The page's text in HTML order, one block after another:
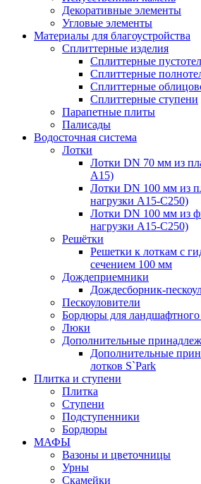
Декоративные элементы
Угловые элементы
Материалы для благоустройства
Сплиттерные изделия
Сплиттерные
Сплиттерные
Сплиттерные
Сплиттерные ступени
Парапетные плиты
Палисады
Водосточная система
Лотки
Лотки DN 70 мм из
А15)
Лотки DN 100 мм из
нагрузки А15-С250)
Лотки DN 100 мм из
нагрузки А15-С250)
Решётки
Решетки к лоткам с
сечением 100 мм
Дождеприемники
Дождесборник-
Пескоуловители
Бордюры для ландшафтного
Люки
Дополнительные
Дополнительные
лотков S`Park
Плитка и ступени
Плитка
Ступени
Подступенники
Бордюры
МАФЫ
Вазоны и цветочницы
Урны
Скамейки